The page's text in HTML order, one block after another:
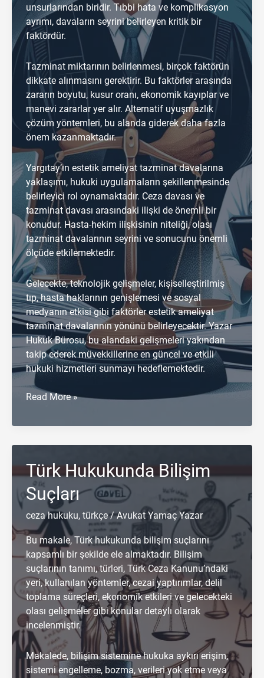
unsurlarından biridir. Tıbbi hata ve komplikasyon
ayrımı, davaların seyrini belirleyen kritik bir
faktördür.
Tazminat miktarının belirlenmesi, birçok faktörün
dikkate alınmasını gerektirir. Bu faktörler arasında
zararın boyutu, kusur oranı, ekonomik kayıplar ve
manevi zararlar yer alır. Alternatif uyuşmazlık
çözüm yöntemleri, bu alanda giderek daha fazla
önem kazanmaktadır.
Yargıtay’ın estetik ameliyat tazminat davalarına
yaklaşımı, hukuki uygulamaların şekillenmesinde
belirleyici rol oynamaktadır. Ceza davası ve
tazminat davası arasındaki ilişki de önemli bir
konudur. Hasta-hekim ilişkisinin niteliği, olası
tazminat davalarının seyrini ve sonucunu önemli
ölçüde etkilemektedir.
Gelecekte, teknolojik gelişmeler, kişiselleştirilmiş
tıp, hasta haklarının genişlemesi ve sosyal
medyanın etkisi gibi faktörler estetik ameliyat
tazminat davalarının yönünü belirleyecektir. Yazar
Hukuk Bürosu, bu alandaki gelişmeleri yakından
takip ederek müvekkillerine en güncel ve etkili
hukuki hizmetleri sunmayı hedeflemektedir.
Estetik
Tazminat
ve
Tazminat
Süreci
Read More »
Türk Hukukunda Bilişim
Suçları
ceza hukuku, türkçe/Avukat Yamaç Yazar
Bu makale, Türk hukukunda bilişim suçlarını
kapsamlı bir şekilde ele almaktadır. Bilişim
suçlarının tanımı, türleri, Türk Ceza Kanunu’ndaki
yeri, kullanılan yöntemler, cezai yaptırımlar, delil
toplama süreçleri, ekonomik etkileri ve gelecekteki
olası gelişmeler gibi konular detaylı olarak
incelenmiştir.
Makalede, bilişim sistemine hukuka aykırı erişim,
sistemi engelleme, bozma, verileri yok etme veya